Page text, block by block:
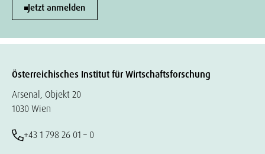
Jetzt anmelden
Österreichisches Institut für Wirtschaftsforschung
Arsenal, Objekt 20
1030 Wien
+43 1 798 26 01 – 0